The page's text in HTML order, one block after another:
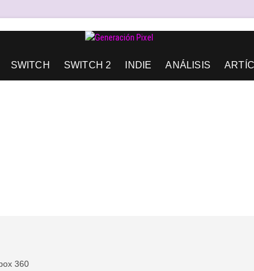
SWITCH SWITCH 2 INDIE ANÁLISIS
360